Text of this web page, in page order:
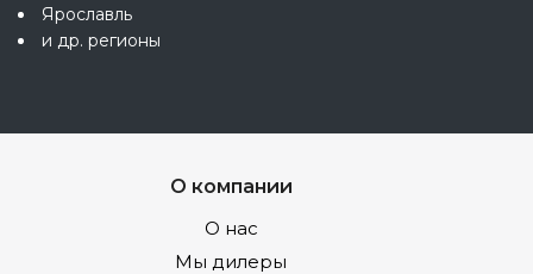
Ярославль
и др. регионы
О компании
О нас
Мы дилеры